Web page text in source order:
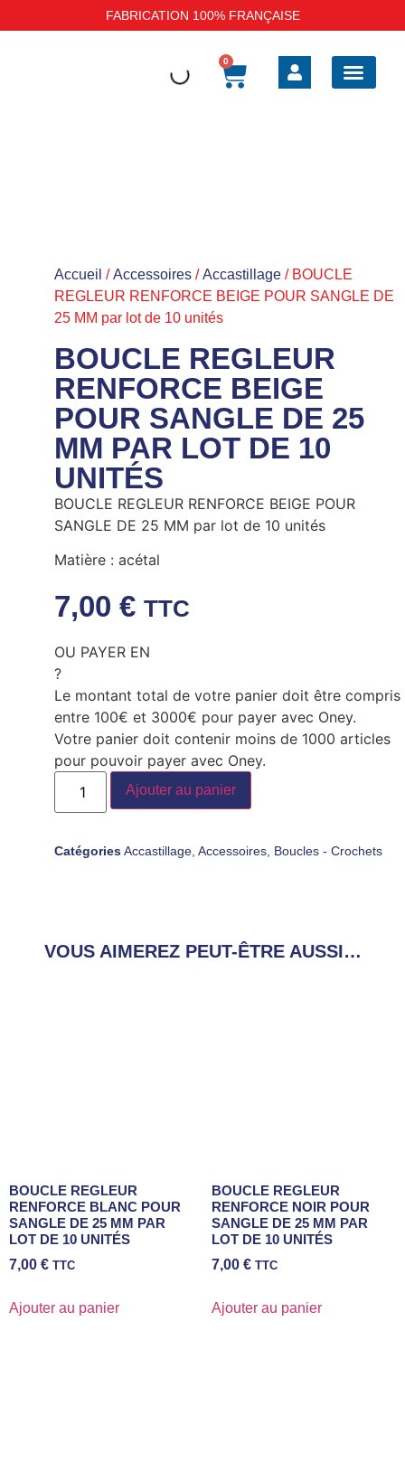
FABRICATION 100% FRANÇAISE
0
Accueil /Accessoires /Accastillage / BOUCLE
REGLEUR RENFORCE BEIGE POUR SANGLE DE
25 MM par lot de 10 unités
BOUCLE REGLEUR
RENFORCE BEIGE
POUR SANGLE DE 25
MM PAR LOT DE 10
UNITÉS
BOUCLE REGLEUR RENFORCE BEIGE POUR
SANGLE DE 25 MM par lot de 10 unités
Matière : acétal
7,00 € TTC
OU PAYER EN
?
Le montant total de votre panier doit être compris
entre 100€ et 3000€ pour payer avec Oney.
Votre panier doit contenir moins de 1000 articles
pour pouvoir payer avec Oney.
Ajouter au panier
CatégoriesAccastillage Accessoires Boucles - Crochets
VOUS AIMEREZ PEUT-ÊTRE AUSSI…
BOUCLE REGLEUR
RENFORCE BLANC POUR
SANGLE DE 25 MM PAR
LOT DE 10 UNITÉS
7,00 € TTC
Ajouter au panier
BOUCLE REGLEUR
RENFORCE NOIR POUR
SANGLE DE 25 MM PAR
LOT DE 10 UNITÉS
7,00 € TTC
Ajouter au panier